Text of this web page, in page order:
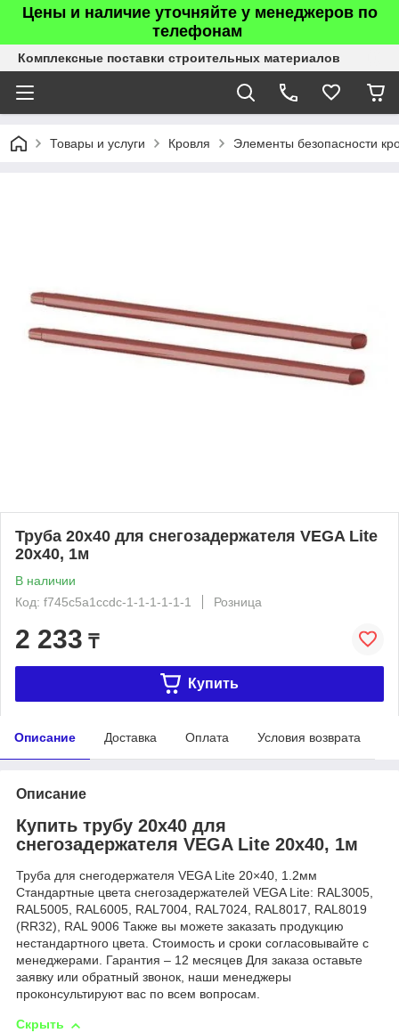
Цены и наличие уточняйте у менеджеров по
телефонам
Комплексные поставки строительных материалов
Товары и услуги Кровля Элементы безопасности
Труба 20х40 для снегозадержателя VEGA Lite
20х40, 1м
В наличии
Код: f745c5a1ccdc-1-1-1-1-1-1
Розница
2 233 ₸
Купить
Описание Доставка Оплата Условия возврата
Описание
Купить трубу 20х40 для
снегозадержателя VEGA Lite 20х40, 1м
Труба для снегодержателя VEGA Lite 20×40, 1.2мм
Стандартные цвета снегозадержателей VEGA Lite: RAL3005,
RAL5005, RAL6005, RAL7004, RAL7024, RAL8017, RAL8019
(RR32), RAL 9006 Также вы можете заказать продукцию
нестандартного цвета. Стоимость и сроки согласовывайте с
менеджерами. Гарантия – 12 месяцев Для заказа оставьте
заявку или обратный звонок, наши менеджеры
проконсультируют вас по всем вопросам.
Скрыть